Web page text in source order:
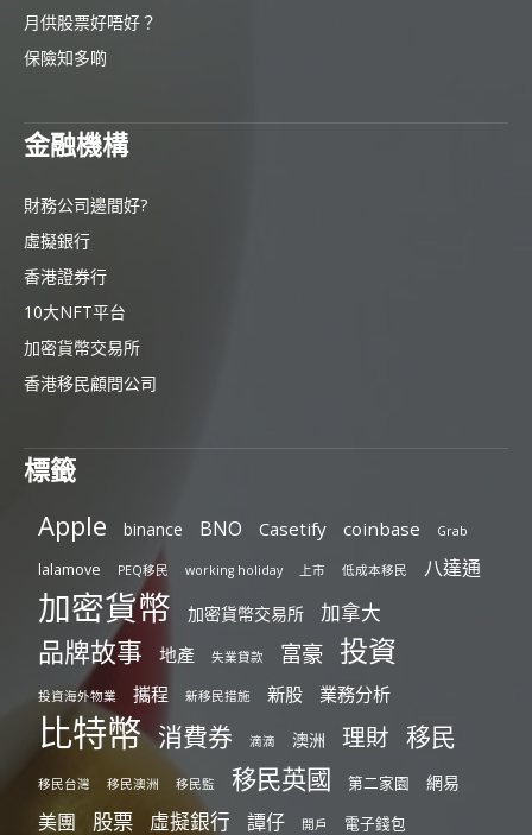
月供股票好唔好？
保險知多啲
金融機構
財務公司邊間好?
虛擬銀行
香港證券行
10大NFT平台
加密貨幣交易所
香港移民顧問公司
標籤
Apple binance BNO Casetify coinbase Grab
lalamove PEQ移民 working holiday 上市 低成本移民 八達通
加密貨幣 加密貨幣交易所 加拿大
品牌故事 地產 失業貸款 富豪 投資
投資海外物業 攜程 新移民措施 新股 業務分析
比特幣 消費券 滴滴 澳洲 理財 移民
移民台灣 移民澳洲 移民監 移民英國 第二家園 網易
美團 股票 虛擬銀行 譚仔 開戶 電子錢包